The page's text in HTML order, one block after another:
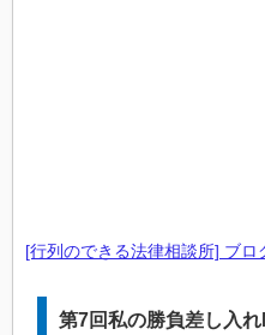
[行列のできる法律相談所] ブロ
第7回私の勝負差し入